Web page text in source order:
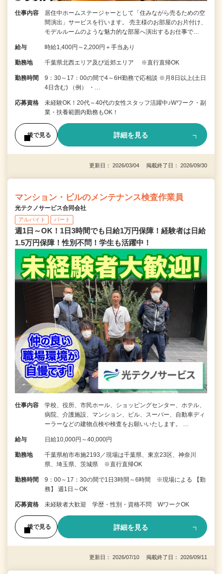
仕事内容
居住中ホームステージャーとして「住みながら売るための空
間演出」サービスを行います。 売主様のお部屋のお片付け、
モデルルームのような魅力的な部屋へ演出するお仕事で…
給与 時給1,400円～2,200円＋手当あり
勤務地 千葉県北西エリア及び近郊エリア ※直行直帰OK
勤務時間
9：30～17：00の間で4～6H勤務で応相談 ※月8日以上(土日
4日含む) （例） ・…
応募資格
未経験OK！20代～40代の女性スタッフ活躍中♪Wワーク・副
業・扶養範囲内勤務もOK！
後で見る 詳細を見る
更新日： 2026/03/04 掲載終了日： 2026/09/30
マンション・ビルのメンテナンス検査作業員
光テクノサービス合同会社
アルバイト パート
週1日～OK！1日3時間でも日給1万円保障！経験者は日給
1.5万円保障！性別不問！学生も活躍中！
仕事内容
学校、役所、市民ホール、ショッピングセンター、ホテル、
病院、介護施設、マンション、ビル、スーパー、自動車ディ
ーラーなどの建物点検や検査をお願いいたします。 …
給与 日給10,000円～40,000円
勤務地
千葉県柏市布施2193／現場は千葉県、東京23区、神奈川
県、埼玉県、茨城県 ※直行直帰OK
勤務時間
9：00～17：30の間で1日3時間～6時間 ※現場による 【勤
務】 週1日～OK
応募資格 未経験者大歓迎 学歴・性別・資格不問 WワークOK
後で見る 詳細を見る
更新日： 2026/07/10 掲載終了日： 2026/09/11